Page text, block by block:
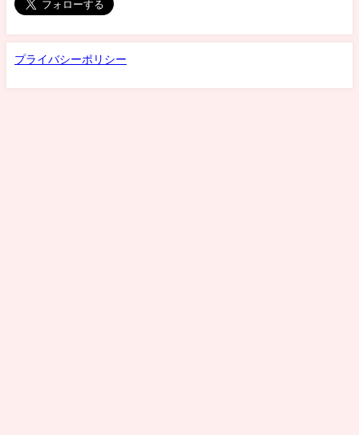
プライバシーポリシー